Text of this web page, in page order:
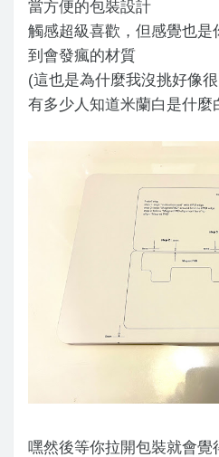
當方便的包裝設計
觸感超級喜歡，但感覺也
到會發瘋的材質
(這也是為什麼我沒挑好像
有多少人知道米蘭白是什麼
嘿然後等你拉開包裝就會覺